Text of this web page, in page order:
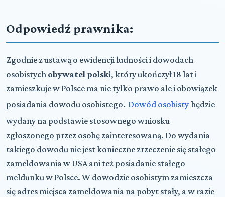
Odpowiedź prawnika:
Zgodnie z ustawą o ewidencji ludności i dowodach
osobistych obywatel polski, który ukończył 18 lat i
zamieszkuje w Polsce ma nie tylko prawo ale i obowiązek
posiadania dowodu osobistego. Dowód osobisty będzie
wydany na podstawie stosownego wniosku
zgłoszonego przez osobę zainteresowaną. Do wydania
takiego dowodu nie jest konieczne zrzeczenie się stałego
zameldowania w USA ani też posiadanie stałego
meldunku w Polsce. W dowodzie osobistym zamieszcza
się adres miejsca zameldowania na pobyt stały, a w razie